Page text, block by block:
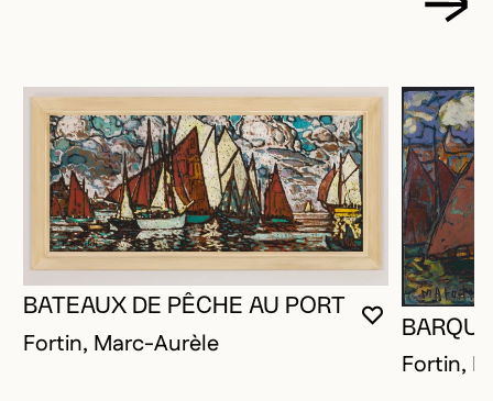
VOUS
FERMER
OUVRIR LA
BATEAUX DE PÊCHE AU PORT
Fortin, Marc-Aurèle
Fortin,